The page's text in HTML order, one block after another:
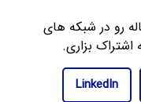
رو در شبکه های
بزاری.
LinkedIn